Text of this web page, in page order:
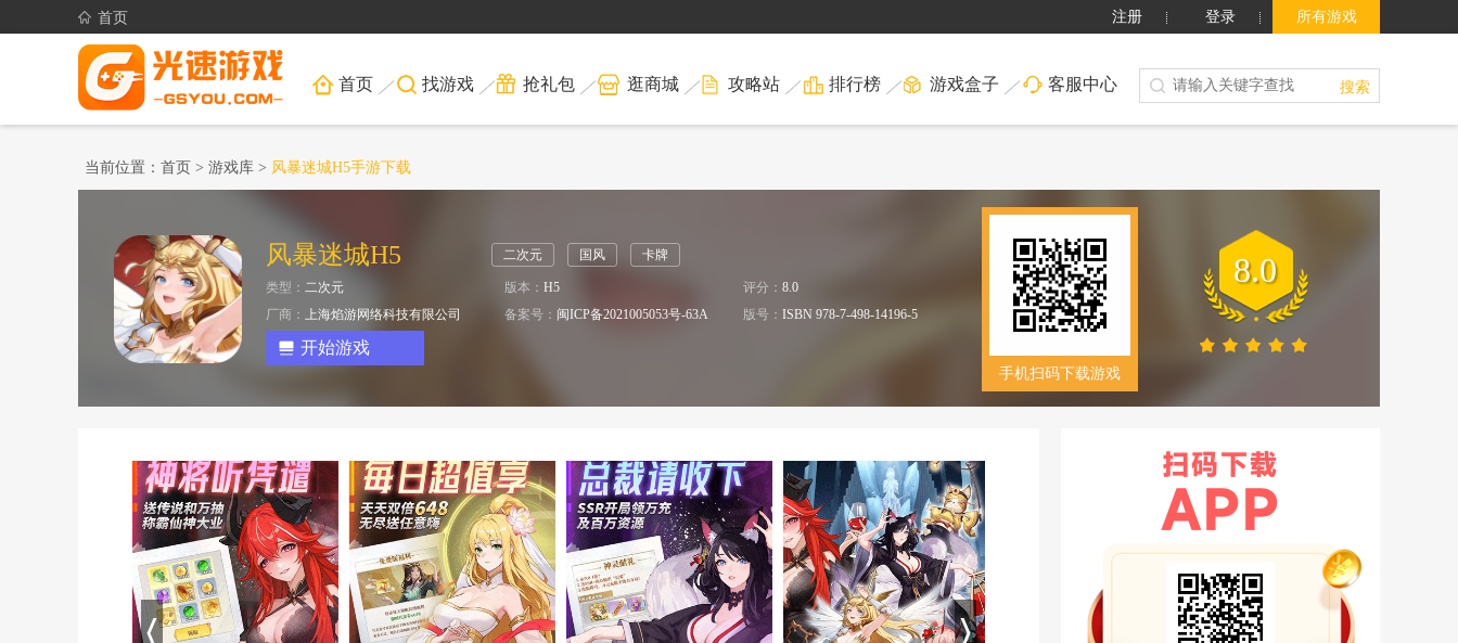
首页 注册 登录 所有游戏
首页 找游戏 抢礼包 逛商城 攻略站 排行榜 游戏盒子 客服中心 搜索
当前位置： 首页 > 游戏库 > 风暴迷城H5手游下载
风暴迷城H5 二次元 国风 卡牌
类型： 二次元 版本： H5 评分： 8.0
厂商： 上海焰游网络科技有限公司 备案号： 闽ICP备2021005053号-63A 版号： ISBN 978-7-498-14196-5
开始游戏
手机扫码下载游戏
8.0